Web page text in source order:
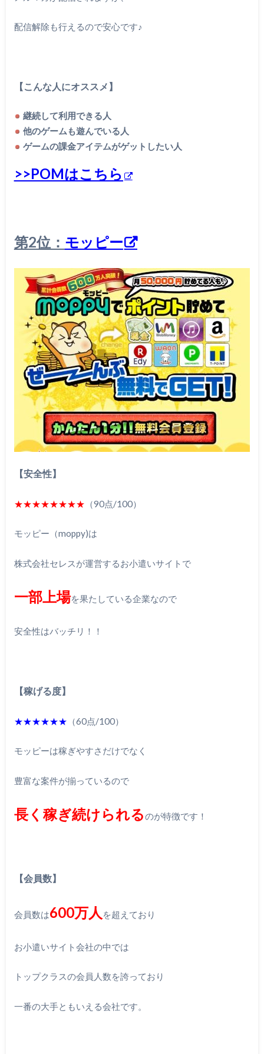
配信解除も行えるので安心です♪
【こんな人にオススメ】
継続して利用できる人
他のゲームも遊んでいる人
ゲームの課金アイテムがゲットしたい人
>>POMはこちら
第2位： モッピー
【安全性】
★★★★★★★★ （90点/100）
モッピー（moppy)は
株式会社セレスが運営するお小遣いサイトで
一部上場を果たしている企業なので
安全性はバッチリ！！
【稼げる度】
★★★★★★ （60点/100）
モッピーは稼ぎやすさだけでなく
豊富な案件が揃っているので
長く稼ぎ続けられるのが特徴です！
【会員数】
会員数は600万人 を超えており
お小遣いサイト会社の中では
トップクラスの会員人数を誇っており
一番の大手ともいえる会社です。